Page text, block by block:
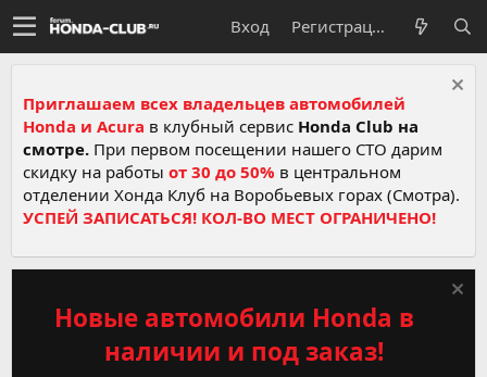
Вход Регистрация
Приглашаем всех владельцев автомобилей
Honda и Acura в клубный сервис Honda Club на
смотре. При первом посещении нашего СТО дарим
скидку на работы от 30 до 50% в центральном
отделении Хонда Клуб на Воробьевых горах (Смотра).
УСПЕЙ ЗАПИСАТЬСЯ! КОЛ-ВО МЕСТ ОГРАНИЧЕНО!
Новые автомобили Honda в
наличии и под заказ!